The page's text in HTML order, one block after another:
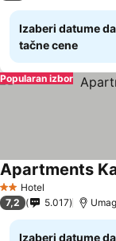
Izaberi datume
tačne cene
Popularan izbor
2 Zvezdice
Hotel
Apartments
7,2 5.017 Umag
Izaberi datume